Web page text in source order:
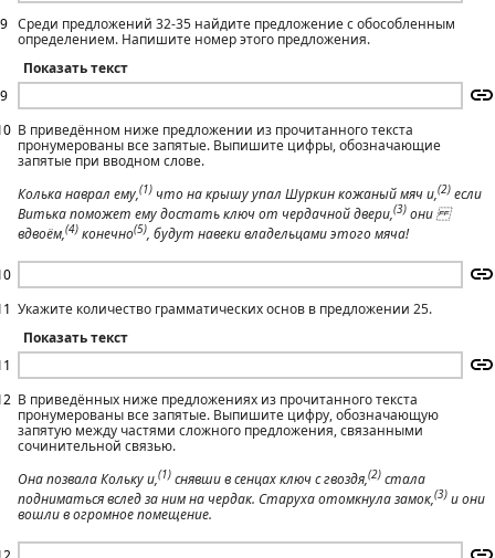
9
9
Среди предложений 32-35 найдите предложение с обособленным
определением. Напишите номер этого предложения.
Показать текст
В приведённом ниже предложении из прочитанного текста
пронумерованы все запятые. Выпишите цифры, обозначающие
запятые при вводном слове.
Колька наврал ему,(1) что на крышу упал Шуркин кожаный мяч и,(2) если
Витька поможет ему достать ключ от чердачной двери,(3) они
вдвоём,(4) конечно(5), будут навеки владельцами этого мяча!
Укажите количество грамматических основ в предложении 25.
Показать текст
В приведённых ниже предложениях из прочитанного текста
пронумерованы все запятые. Выпишите цифру, обозначающую
запятую между частями сложного предложения, связанными
сочинительной связью.
Она позвала Кольку и,(1) снявши в сенцах ключ с гвоздя,(2) стала
подниматься вслед за ним на чердак. Старуха отомкнула замок,(3) и они
вошли в огромное помещение.